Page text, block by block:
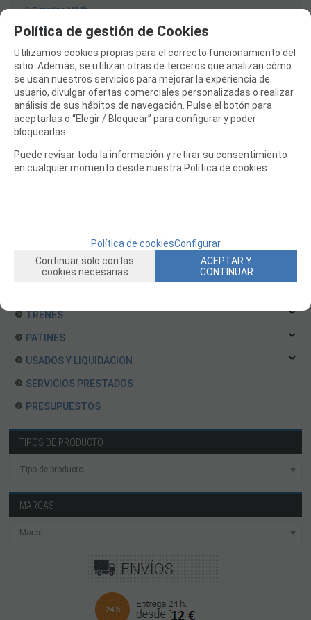
Baterias NiMh
Baterias Plomo
Conectores Baterias
Pilas Alcalinas
CARGADORES Y FUENTES ALIMENTACION
Baterias Li-ion
JUEGOS MESA, CONSTRUCCION, PUZZLES
FILAMENTO IMPRESORA 3D
MAQUETAS ESTÁTICAS Y COLECCIÓN
ROBOTICA Y GADGETS ELECTRÓNICOS
TRENES
PATINES
USADOS Y LIQUIDACION
SERVICIOS PRESTADOS
PRESUPUESTOS
TIPOS DE PRODUCTO
MARCAS
Política de gestión de Cookies
Utilizamos cookies propias para el correcto funcionamiento del
sitio. Además, se utilizan otras de terceros que analizan cómo
se usan nuestros servicios para mejorar la experiencia de
usuario, divulgar ofertas comerciales personalizadas o realizar
análisis de sus hábitos de navegación. Pulse el botón para
aceptarlas o “Elegir / Bloquear” para configurar y poder
bloquearlas.
Puede revisar toda la información y retirar su consentimiento
en cualquier momento desde nuestra Política de cookies.
Política de cookiesConfigurar
Continuar solo con las
cookies necesarias
ACEPTAR Y
CONTINUAR